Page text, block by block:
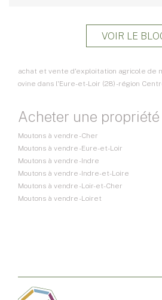
VOIR LE
achat et vente d'exploitation agricole de
ovine dans l'Eure-et-Loir (28) - région
Acheter une
Moutons à vendre - Cher
Moutons à vendre - Eure-et-Loir
Moutons à vendre - Indre
Moutons à vendre - Indre-et-Loire
Moutons à vendre - Loir-et-Cher
Moutons à vendre - Loiret